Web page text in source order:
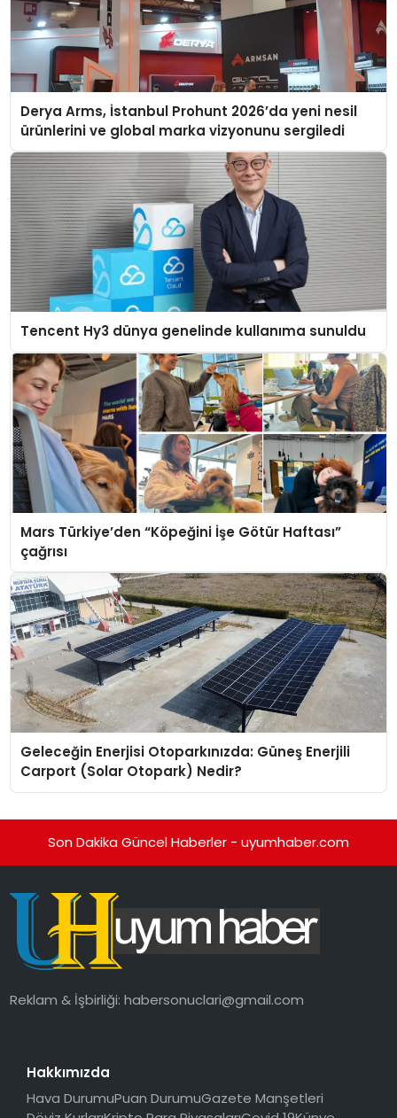
Derya Arms, İstanbul Prohunt 2026’da yeni nesil
ürünlerini ve global marka vizyonunu sergiledi
Tencent Hy3 dünya genelinde kullanıma sunuldu
Mars Türkiye’den “Köpeğini İşe Götür Haftası”
çağrısı
Geleceğin Enerjisi Otoparkınızda: Güneş Enerjili
Carport (Solar Otopark) Nedir?
Son Dakika Güncel Haberler - uyumhaber.com
Reklam & İşbirliği:habersonuclari@gmail.com
Hakkımızda
Hava DurumuPuan DurumuGazete Manşetleri